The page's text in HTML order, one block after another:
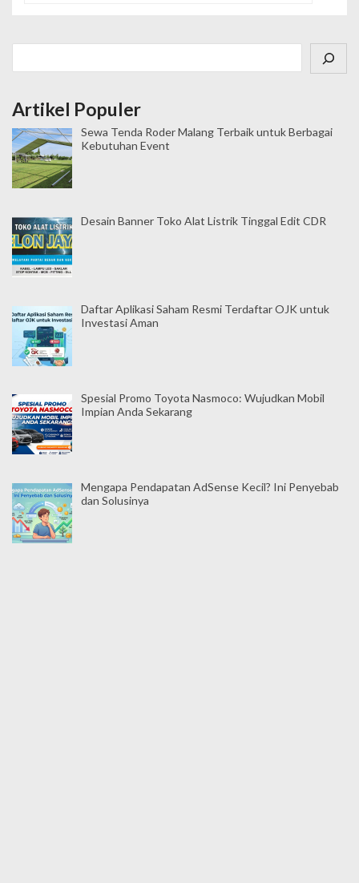
i
o
s
Artikel Populer
Sewa Tenda Roder Malang Terbaik untuk Berbagai
Kebutuhan Event
Desain Banner Toko Alat Listrik Tinggal Edit CDR
Daftar Aplikasi Saham Resmi Terdaftar OJK untuk
Investasi Aman
Spesial Promo Toyota Nasmoco: Wujudkan Mobil
Impian Anda Sekarang
Mengapa Pendapatan AdSense Kecil? Ini Penyebab
dan Solusinya